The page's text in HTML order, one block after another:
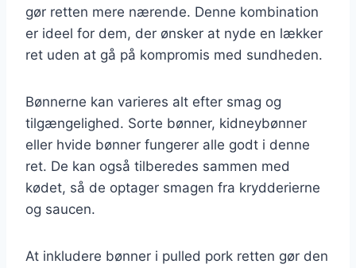
gør retten mere nærende. Denne kombination
er ideel for dem, der ønsker at nyde en lækker
ret uden at gå på kompromis med sundheden.
Bønnerne kan varieres alt efter smag og
tilgængelighed. Sorte bønner, kidneybønner
eller hvide bønner fungerer alle godt i denne
ret. De kan også tilberedes sammen med
kødet, så de optager smagen fra krydderierne
og saucen.
At inkludere bønner i pulled pork retten gør den